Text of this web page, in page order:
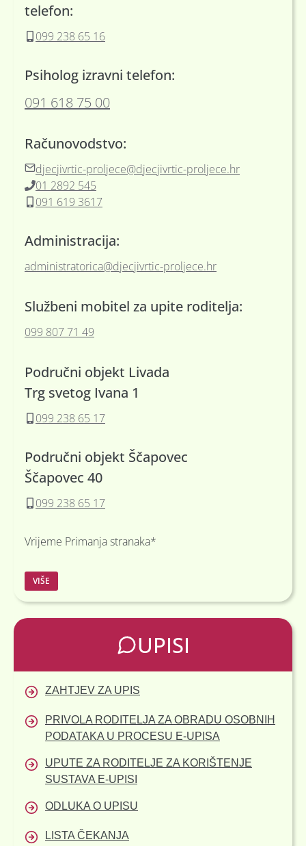
telefon:
099 238 65 16
Psiholog izravni telefon:
091 618 75 00
Računovodstvo:
djecjivrtic-proljece@djecjivrtic-proljece.hr
01 2892 545
091 619 3617
Administracija:
administratorica@djecjivrtic-proljece.hr
Službeni mobitel za upite roditelja:
099 807 71 49
Područni objekt Livada
Trg svetog Ivana 1
099 238 65 17
Područni objekt Ščapovec
Ščapovec 40
099 238 65 17
Vrijeme Primanja stranaka*
Content is collapsed. Activate the više button to reveal
Ravnateljica: 08.00 – 16.00
Administrativno računovodstveni odjel: 07.30 –
Psiholog: 08.00 – 15.00
VIŠE
UPISI
ZAHTJEV ZA UPIS
PRIVOLA RODITELJA ZA OBRADU OSOBNIH
PODATAKA U PROCESU E-UPISA
UPUTE ZA RODITELJE ZA KORIŠTENJE
SUSTAVA E-UPISI
ODLUKA O UPISU
LISTA ČEKANJA